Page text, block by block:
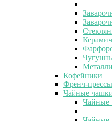
Кофейники
Френч-прессы
Чайные чашки
Чайные